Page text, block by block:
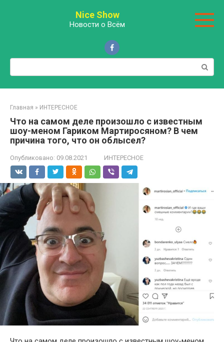
Nice Show
Новости о Всём
Поиск:
Главная » ИНТЕРЕСНОЕ
Что на самом деле произошло с известным
шоу-меном Гариком Мартиросяном? В чем
причина того, что он облысел?
Опубликовано: 09.08.2021 ИНТЕРЕСНОЕ